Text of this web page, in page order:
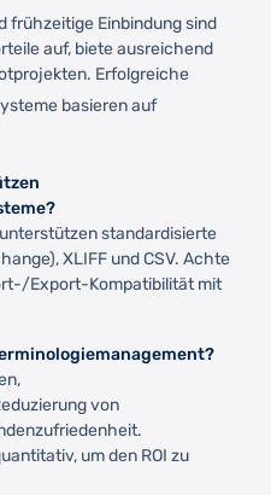
frühzeitige Einbindung sind
auf, biete ausreichend
Erfolgreiche
basieren auf
standardisierte
XLIFF und CSV. Achte
Export-Kompatibilität mit
von
um den ROI zu